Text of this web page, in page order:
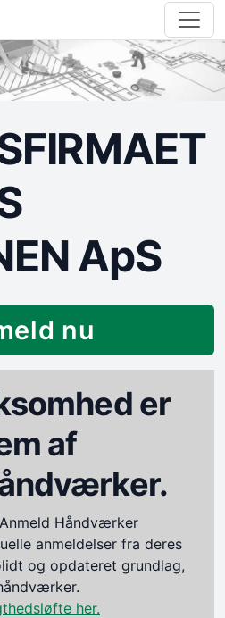
ApS
nu
er
af
Håndværker
anmeldelser fra deres
og opdateret grundlag,
her.